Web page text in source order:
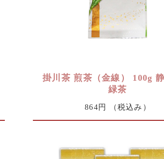
掛川茶 煎茶（金線） 100g
緑茶
864円 （税込み）